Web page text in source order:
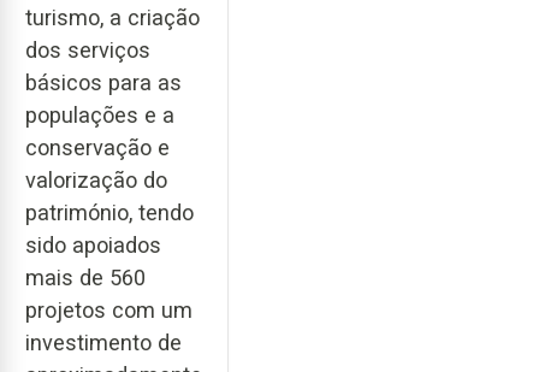
turismo, a criação
dos serviços
básicos para as
populações e a
conservação e
valorização do
património, tendo
sido apoiados
mais de 560
projetos com um
investimento de